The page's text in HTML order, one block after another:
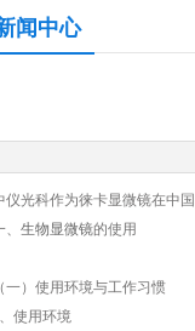
闻中心
仪光科作为徕卡显微镜在中
生物显微镜的使用
（一）使用环境与工作习惯
、使用环境